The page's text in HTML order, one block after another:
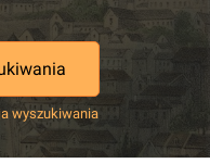
wyszukiwania